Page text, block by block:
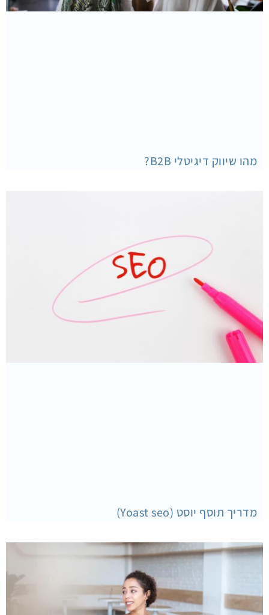
מהו שיווק דיגיטלי B2B?
מדריך תוסף יוסט (Yoast seo)